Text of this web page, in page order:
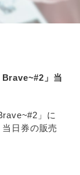
」当
」に
日券の販売